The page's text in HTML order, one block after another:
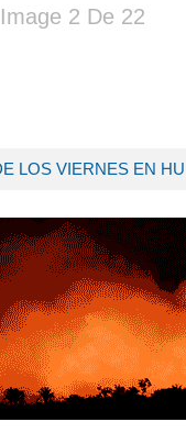
Image 2 De 22
LOS VIERNES EN